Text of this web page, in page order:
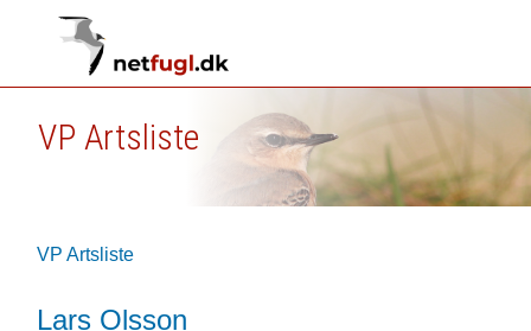
VP Artsliste
VP Artsliste
Lars Olsson